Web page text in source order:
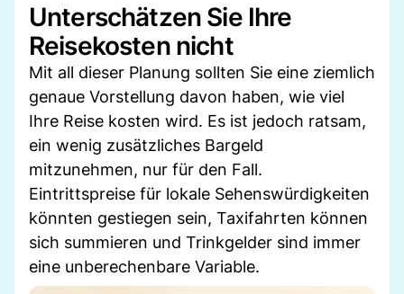
Unterschätzen Sie Ihre
Reisekosten nicht
Mit all dieser Planung sollten Sie eine ziemlich
genaue Vorstellung davon haben, wie viel
Ihre Reise kosten wird. Es ist jedoch ratsam,
ein wenig zusätzliches Bargeld
mitzunehmen, nur für den Fall.
Eintrittspreise für lokale Sehenswürdigkeiten
könnten gestiegen sein, Taxifahrten können
sich summieren und Trinkgelder sind immer
eine unberechenbare Variable.